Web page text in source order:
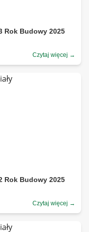
Rok Budowy 2025
Czytaj więcej →
Rok Budowy 2025
Czytaj więcej →